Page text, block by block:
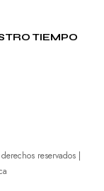
TIEMPO
reservados |